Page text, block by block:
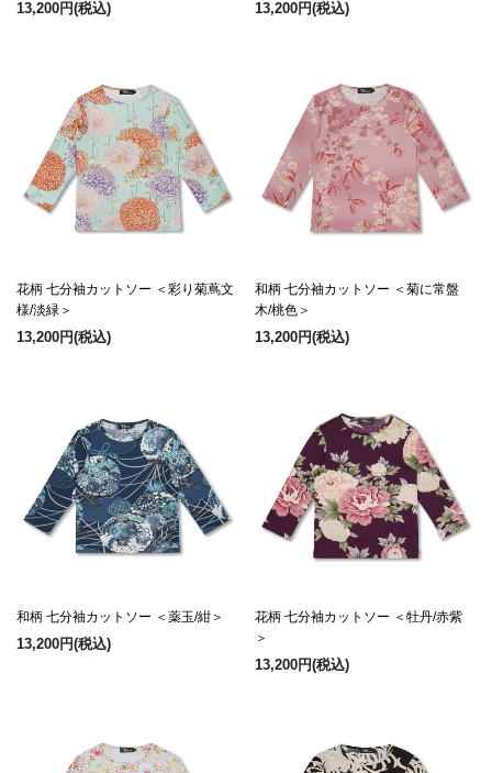
13,200円(税込)
13,200円(税込)
花柄 七分袖カットソー ＜彩り菊蔦文
様/淡緑＞
13,200円(税込)
和柄 七分袖カットソー ＜菊に常盤
木/桃色＞
13,200円(税込)
和柄 七分袖カットソー ＜薬玉/紺＞
13,200円(税込)
花柄 七分袖カットソー ＜牡丹/赤紫
＞
13,200円(税込)